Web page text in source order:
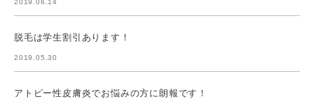
2019.06.14
脱毛は学生割引あります！
2019.05.30
アトピー性皮膚炎でお悩みの方に朗報です！